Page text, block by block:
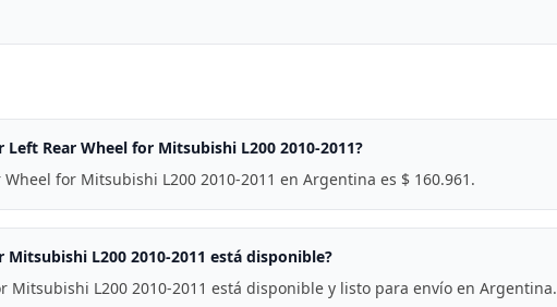
Left Rear Wheel for Mitsubishi L200 2010-2011?
for Mitsubishi L200 2010-2011 en Argentina es $ 160.961.
Mitsubishi L200 2010-2011 está disponible?
Mitsubishi L200 2010-2011 está disponible y listo para envío en Argentina.